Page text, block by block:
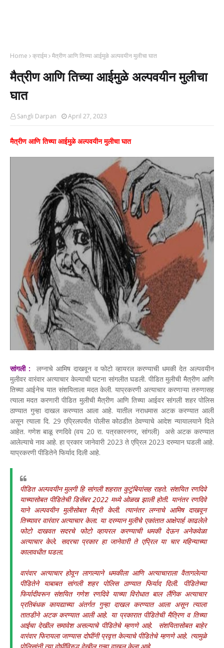
Home क्राईम मैत्रीण आणि तिच्या आईमुळे अल्पवयीन मुलीचा घात
मैत्रीण आणि तिच्या आईमुळे अल्पवयीन मुलीचा
घात
Sangli Darpan April 27, 2023
मैत्रीण आणि तिच्या आईमुळे अल्पवयीन मुलीचा घात
सांगली : लग्नाचे आमिष दाखवून व फोटो व्हायरल करण्याची धमकी देत अल्पवयीन
मुलीवर वारंवार अत्याचार केल्याची घटना सांगलीत घडली. पीडित मुलीची मैत्रीण आणि
तिच्या आईनेच यात संशयिताला मदत केली. याप्रकरणी अत्याचार करणाऱ्या तरुणासह
त्याला मदत करणारी पीडित मुलीची मैत्रीण आणि तिच्या आईवर सांगली शहर पोलिस
ठाण्यात गुन्हा दाखल करण्यात आला आहे. यातील नराधमास अटक करण्यात आली
असून त्याला दि. 29 एप्रिलपर्यंत पोलीस कोठडीत ठेवण्याचे आदेश न्यायालयाने दिले
आहेत. गणेश बाळू रणदिवे (वय 20 रा. पत्रकारनगर, सांगली) असे अटक करण्यात
आलेल्याचे नाव आहे. हा प्रकार जानेवारी 2023 ते एप्रिल 2023 दरम्यान घडली आहे.
याप्रकरणी पीडितेने फिर्याद दिली आहे.
पीडित अल्पवयीन मुलगी हि सांगली शहरात कुटुंबियांसह राहते. संशयित रणदिवे
याच्यासोबत पीडितेची डिसेंबर 2022 मध्ये ओळख झाली होती. यानंतर रणदिवे
याने अल्पवयीन मुलीसोबत मैत्री केली. त्यानंतर लग्नाचे आमिष दाखवून
तिच्यावर वारंवार अत्याचार केला. या दरम्यान मुलीचे एकांतात आक्षेपार्ह काढलेले
फोटो दाखवत सदरचे फोटो व्हायरल करण्याची धमकी देऊन अनेकवेळा
अत्याचार केले. सदरचा प्रकार हा जानेवारी ते एप्रिल या चार महिन्याच्या
कालावधीत घडला.
वारंवार अत्याचार होवून लागल्याने धमकीला आणि अत्याचाराला वैतागलेल्या
पीडितेने याबाबत सांगली शहर पोलिस ठाण्यात फिर्याद दिली. पीडितेच्या
फिर्यादीवरून संशयित गणेश रणदिवे याच्या विरोधात बाल लैंगिक अत्याचार
प्रतिबंधक कायद्याच्या अंतर्गत गुन्हा दाखल करण्यात आला असून त्याला
तातडीने अटक करण्यात आली आहे. या प्रकारात पीडितेची मैत्रिण व तिच्या
आईचा देखील समावेश असल्याचे पीडितेचे म्हणणे आहे. संशयितासोबत बाहेर
वारंवार फिरायला जाण्यास दोघींनी प्रवृत्त केल्याचे पीडितेचे म्हणणे आहे. त्यामुळे